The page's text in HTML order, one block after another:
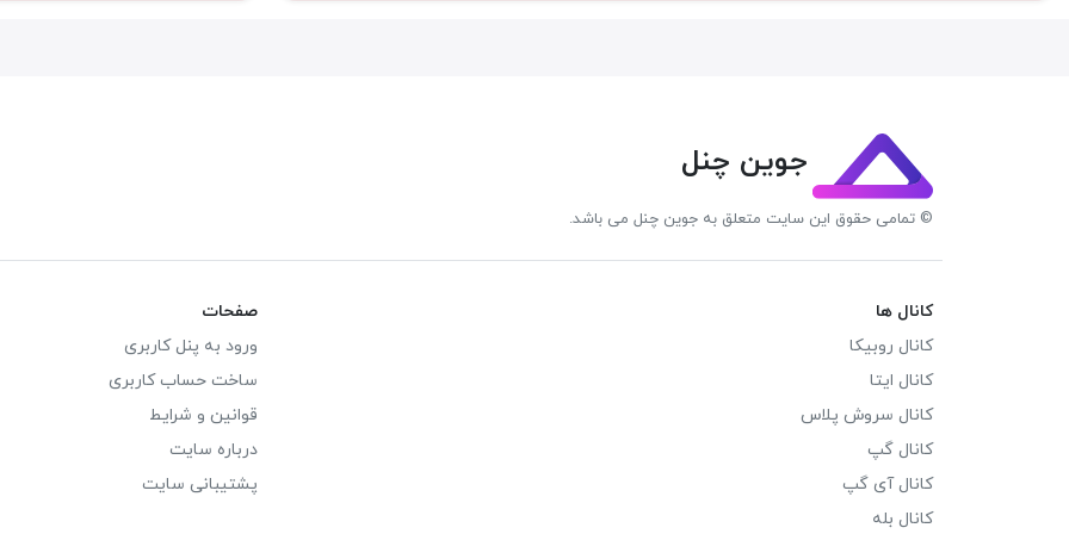
جوین چنل
© تمامی حقوق این سایت متعلق به جوین چنل می باشد.
کانال ها
کانال روبیکا
کانال ایتا
کانال سروش پلاس
کانال گپ
کانال آی گپ
کانال بله
صفحات
ورود به پنل کاربری
ساخت حساب کاربری
قوانین و شرایط
درباره سایت
پشتیبانی سایت